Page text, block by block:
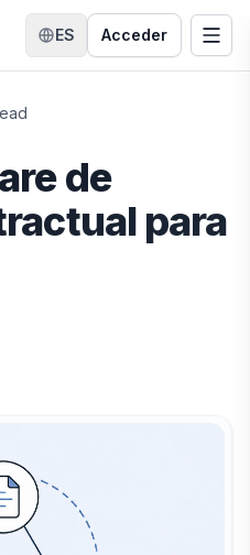
ES
Cambiar idioma
Acceder
de
para